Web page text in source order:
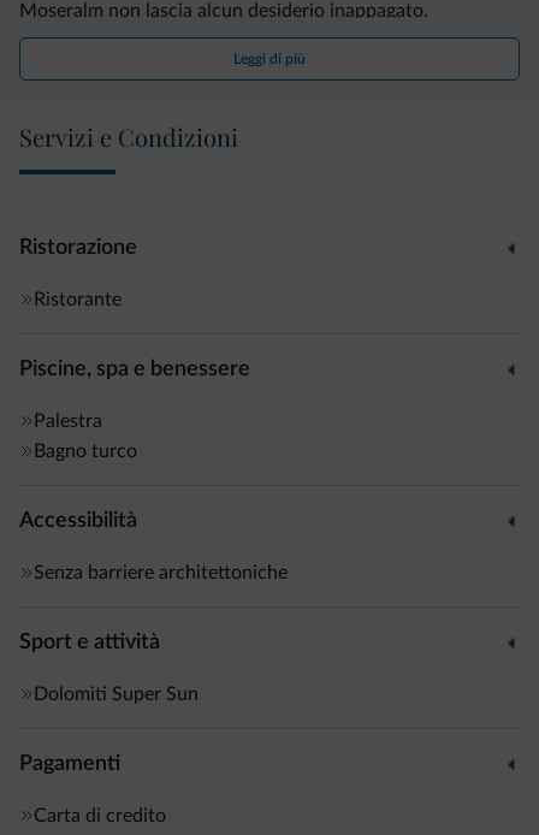
Moseralm non lascia alcun desiderio inappagato.
Leggi di più
Servizi e Condizioni
Ristorazione
Ristorante
Piscine, spa e benessere
Palestra
Bagno turco
Accessibilità
Senza barriere architettoniche
Sport e attività
Dolomiti Super Sun
Pagamenti
Carta di credito